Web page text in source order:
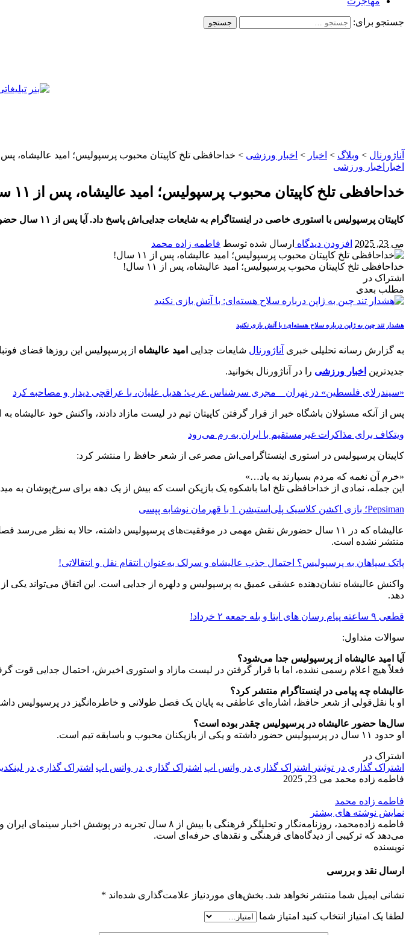
جستجو برای:
آناژورنال > وبلاگ > اخبار > اخبار ورزشی > خداحافظی تلخ کاپیتان محبوب پرسپولیس؛ امید عالیشاه، پس از ۱۱
اخبار اخبار ورزشی
خداحافظی تلخ کاپیتان محبوب پرسپولیس؛ امید عالیشاه، پس از ۱۱ سال!
کاپیتان پرسپولیس با استوری خاصی در اینستاگرام به شایعات جدایی‌اش پاسخ داد. آیا پس از ۱۱ سال حضور در پرسپولیس، فصل جدیدی در انتظار عالیشاه است؟
می 23, 2025 افزودن دیدگاه ارسال شده توسط فاطمه زاده محمد
خداحافظی تلخ کاپیتان محبوب پرسپولیس؛ امید عالیشاه، پس از ۱۱ سال!
اشتراک در
مطلب بعدی
هشدار تند چین به ژاپن درباره سلاح هسته‌ای: با آتش بازی نکنید
به گزارش رسانه تحلیلی خبری آناژورنال شایعات جدایی امید عالیشاه از پرسپولیس این روزها فضای
جدیدترین اخبار ورزشی را در آناژورنال بخوانید.
«سیندرلای فلسطین» در تهران _ مجری سرشناس عرب؛ هدیل علیان، با عراقچی دیدار و مصاحبه کرد
پس از آنکه مسئولان باشگاه خبر از قرار گرفتن کاپیتان تیم در لیست مازاد دادند، واکنش خود عالیشاه
ویتکاف برای مذاکرات غیرمستقیم با ایران به رم می‌رود
کاپیتان پرسپولیس در استوری اینستاگرامی‌اش مصرعی از شعر حافظ را منتشر کرد:
«خرم آن نغمه که مردم بسپارند به یاد…»
این جمله، نمادی از خداحافظی تلخ اما باشکوه یک بازیکن است که بیش از یک دهه برای سرخ‌پوشان به
Pepsiman؛ بازی اکشن کلاسیک پلی‌استیشن 1 با قهرمان نوشابه پپسی
عالیشاه که در ۱۱ سال حضورش نقش مهمی در موفقیت‌های پرسپولیس داشته، حالا به نظر
منتشر نشده است.
پاتک سپاهان به پرسپولیس؟ احتمال جذب عالیشاه و سرلک به‌عنوان انتقام نقل‌ و انتقالاتی!
واکنش عالیشاه نشان‌دهنده عشقی عمیق به پرسپولیس و دلهره از جدایی است. این اتفاق می‌تواند یکی
دهد.
قطعی ۹ ساعته پیام‌ رسان‌ های ایتا و بله جمعه ۲ خرداد!
سوالات متداول:
آیا امید عالیشاه از پرسپولیس جدا می‌شود؟
فعلاً هیچ اعلام رسمی نشده، اما با قرار گرفتن در لیست مازاد و استوری اخیرش، احتمال جدایی قوت
عالیشاه چه پیامی در اینستاگرام منتشر کرد؟
او با نقل‌قولی از شعر حافظ، اشاره‌ای عاطفی به پایان یک فصل طولانی و خاطره‌انگیز در پرسپولیس
سال‌ها حضور عالیشاه در پرسپولیس چقدر بوده است؟
او حدود ۱۱ سال در پرسپولیس حضور داشته و یکی از بازیکنان محبوب و باسابقه تیم است.
اشتراک در
اشتراک گذاری در توئیتر
اشتراک گذاری در واتس اپ اشتراک گذاری در واتس اپ اشتراک گذاری در
فاطمه زاده محمد می 23, 2025
فاطمه زاده محمد
نمایش نوشته های بیشتر
فاطمه زاده‌محمد، روزنامه‌نگار و تحلیلگر فرهنگی با بیش
می‌دهد که ترکیبی از دیدگاه‌های فرهنگی و نقدهای حرفه‌ای است.
نویسنده
ارسال نقد و بررسی
نشانی ایمیل شما منتشر نخواهد شد. بخش‌های موردنیاز علامت‌گذاری شده‌اند *
لطفا یک امتیاز انتخاب کنید امتیاز شما